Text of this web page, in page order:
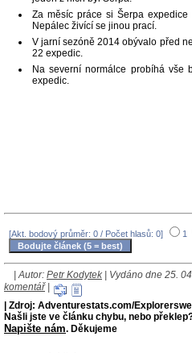
Za měsíc práce si Šerpa
Nepálec živící se jinou prací.
V jarní sezóně 2014 obývalo před
22 expedic.
Na severní normálce probíhá vše
expedic.
[Akt. bodový průměr: 0 / Počet hlasů: 0] 1
| Autor: Petr Kodytek | Vydáno dne 25.
komentář|
| Zdroj: Adventurestats.com/
Našli jste ve článku chybu, nebo
Napište nám. Děkujeme